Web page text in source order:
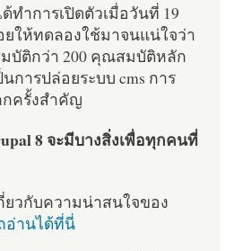
ทำการเปิดตัวเมื่อวันที่ 19
ยให้ทดลองใช้มาจนแน่ใจว่า
บัติกว่า 200 คุณสมบัติหลัก
การปล่อยระบบ cms การ
กครั้งสำคัญ
8 จะมีบางสิ่งเพื่อทุกคนที่
ยวกับความน่าสนใจของ
อ่านได้ที่นี่